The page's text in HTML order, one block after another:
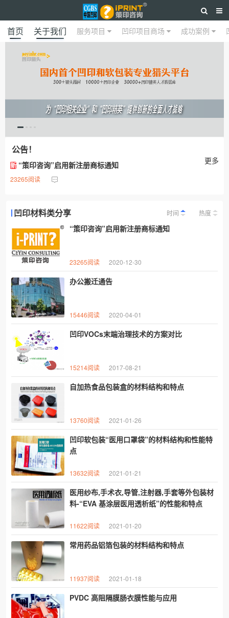
首页 关于我们 服务项目 凹印项目商场 成功案例
公告！
更多
新 “策印咨询”启用新注册商标通知
23265阅读
凹印材料类分享 时间 热度
“策印咨询”启用新注册商标通知
23265阅读 2020-12-30
办公搬迁通告
15446阅读 2020-04-01
凹印VOCs末端治理技术的方案对比
15214阅读 2017-08-21
自加热食品包装盒的材料结构和特点
13760阅读 2021-01-26
凹印软包装“医用口罩袋”的材料结构和性能特
点
13632阅读 2021-01-21
医用纱布,手术衣,导管,注射器,手套等外包装材
料-“EVA 基涂层医用透析纸”的性能和特点
11622阅读 2021-01-20
常用药品铝箔​包装的材料结构和特点
11937阅读 2021-01-18
PVDC 高阻隔膜肠衣膜性能与应用